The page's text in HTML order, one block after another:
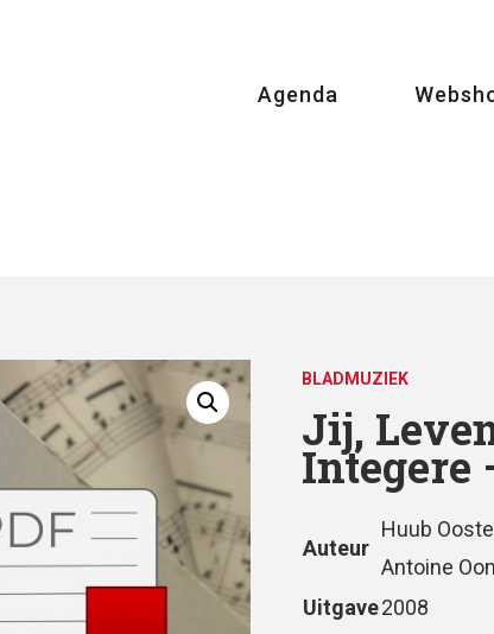
Agenda
BLADMUZIEK
Jij,
Integere
Auteur
Huub
Antoine
Uitgave2008